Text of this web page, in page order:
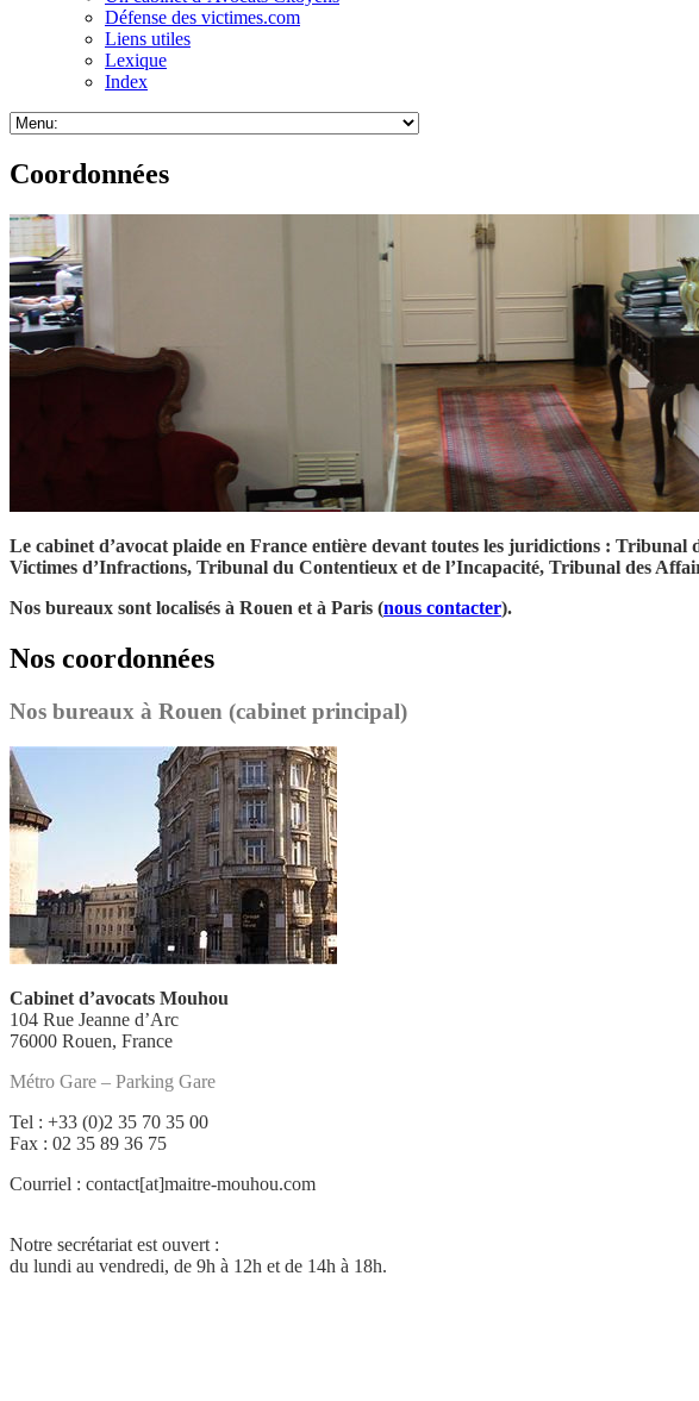
Défense des victimes.com
Liens utiles
Lexique
Index
Coordonnées
Le cabinet d’avocat plaide en France entière devant toutes les juridictions :
Victimes d’Infractions, Tribunal du Contentieux et de l’Incapacité, Tribunal des
Nos bureaux sont localisés à Rouen et à Paris (nous contacter).
Nos coordonnées
Nos bureaux à Rouen (cabinet principal)
Cabinet d’avocats Mouhou
104 Rue Jeanne d’Arc
76000 Rouen, France
Métro Gare – Parking Gare
Tel : +33 (0)2 35 70 35 00
Fax : 02 35 89 36 75
Courriel : contact[at]maitre-mouhou.com
Notre secrétariat est ouvert :
du lundi au vendredi, de 9h à 12h et de 14h à 18h.